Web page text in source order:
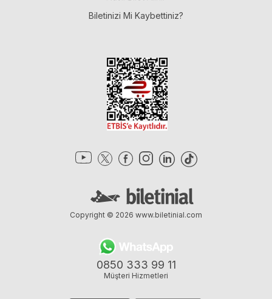
Biletinizi Mi Kaybettiniz?
0850 333 99 11
Müşteri Hizmetleri
Copyright © 2026 www.biletinial.com